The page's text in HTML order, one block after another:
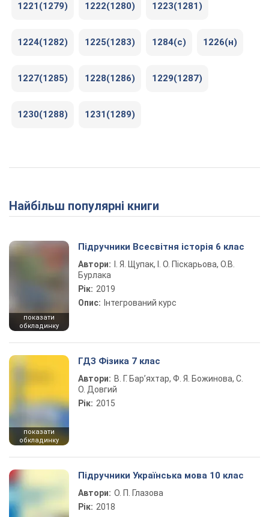
1221(1279) 1222(1280) 1223(1281)
1224(1282) 1225(1283) 1284(c) 1226(н)
1227(1285) 1228(1286) 1229(1287)
1230(1288) 1231(1289)
Найбільш популярні книги
показати
обкладинку
Підручники Всесвітня історія 6 клас
Автори:
І. Я. Щупак, І. О. Піскарьова, О.В.
Бурлака
Рік: 2019
Опис: Інтегрований курс
показати
обкладинку
ГДЗ Фізика 7 клас
Автори: В. Г. Бар’яхтар, Ф. Я. Божинова, С.
О. Довгий
Рік: 2015
Підручники Українська мова 10 клас
Автори: О. П. Глазова
Рік: 2018